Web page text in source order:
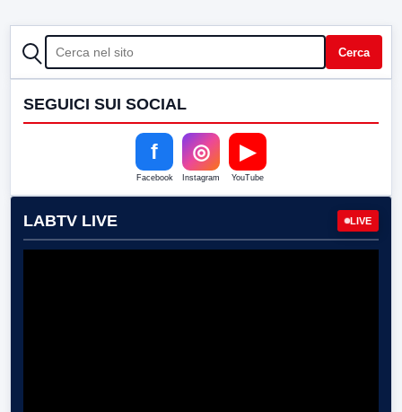
CERCA Cerca
SEGUICI SUI SOCIAL
f
Facebook
◎
Instagram
▶
YouTube
LABTV LIVE LIVE